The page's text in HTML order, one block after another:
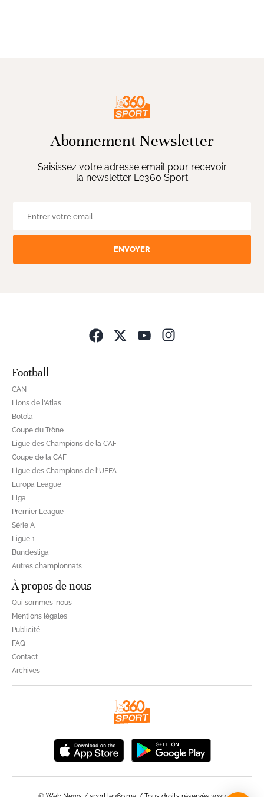
Abonnement Newsletter
Saisissez votre adresse email pour recevoir
la newsletter Le360 Sport
ENVOYER
Football
CAN
Lions de l'Atlas
Botola
Coupe du Trône
Ligue des Champions de la CAF
Coupe de la CAF
Ligue des Champions de l'UEFA
Europa League
Liga
Premier League
Série A
Ligue 1
Bundesliga
Autres championnats
À propos de nous
Qui sommes-nous
Mentions légales
Publicité
FAQ
Contact
Archives